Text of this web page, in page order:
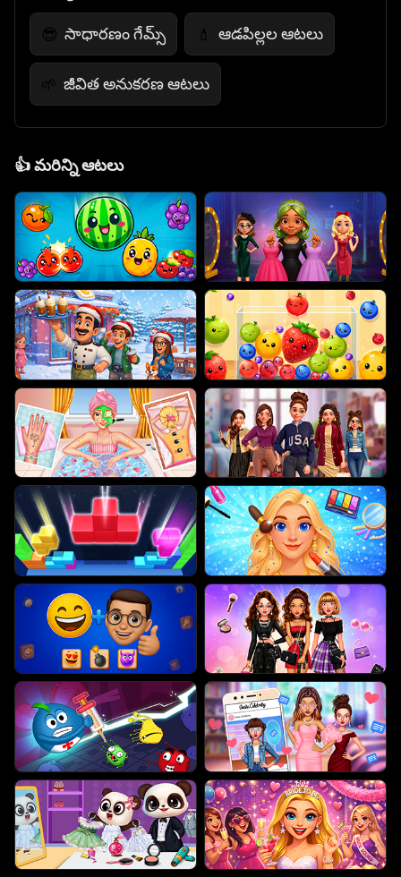
😎 సాధారణం గేమ్స్ 💄 ఆడపిల్లల ఆటలు
🌱 జీవిత అనుకరణ ఆటలు
👍మరిన్ని ఆటలు